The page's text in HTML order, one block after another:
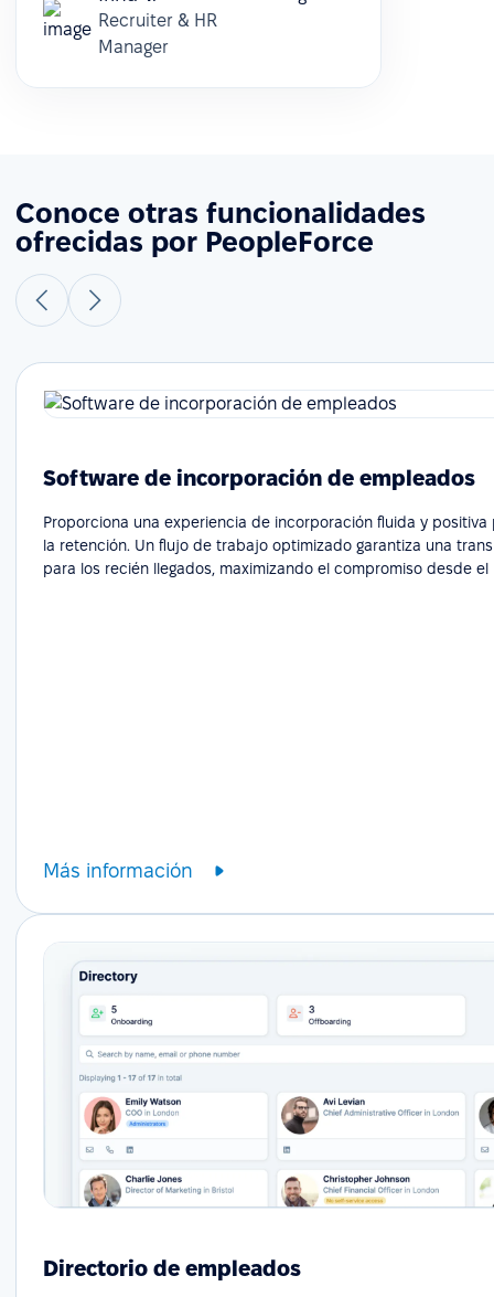
Recruiter & HR
Manager
Conoce otras funcionalidades
ofrecidas por PeopleForce
Software de incorporación de empleados
Proporciona una experiencia de incorporación fluida y positiva
la retención. Un flujo de trabajo optimizado garantiza una
para los recién llegados, maximizando el compromiso desde el
Más información
Directorio de empleados